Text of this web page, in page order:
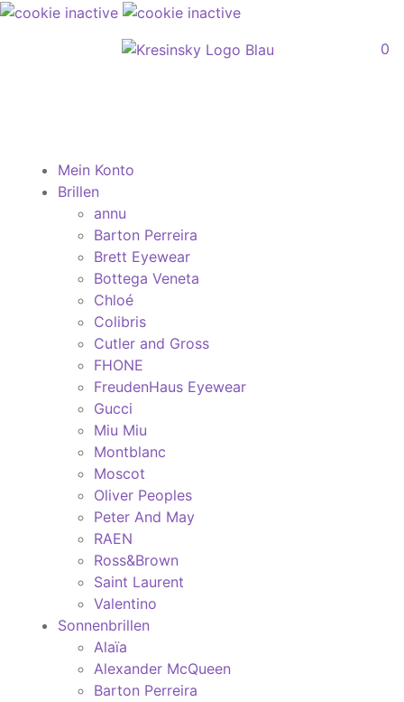
0
Mein Konto
Brillen
annu
Barton Perreira
Brett Eyewear
Bottega Veneta
Chloé
Colibris
Cutler and Gross
FHONE
FreudenHaus Eyewear
Gucci
Miu Miu
Montblanc
Moscot
Oliver Peoples
Peter And May
RAEN
Ross&Brown
Saint Laurent
Valentino
Sonnenbrillen
Alaïa
Alexander McQueen
Barton Perreira